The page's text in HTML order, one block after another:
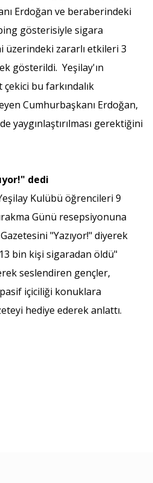
Erdoğan ve beraberindeki
gösterisiyle sigara
üzerindeki zararlı etkileri 3
gösterildi. Yeşilay'ın
çekici bu farkındalık
Cumhurbaşkanı Erdoğan,
yaygınlaştırılması gerektiğini
dedi
Kulübü öğrencileri 9
Günü resepsiyonuna
"Yazıyor!" diyerek
bin kişi sigaradan öldü"
seslendiren gençler,
içiciliği konuklara
hediye ederek anlattı.